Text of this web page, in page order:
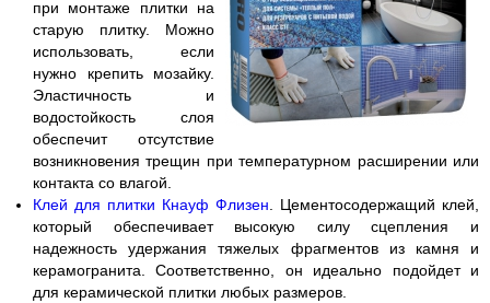
при монтаже плитки на
старую плитку. Можно
использовать, если
нужно крепить мозайку.
Эластичность и
водостойкость слоя
обеспечит отсутствие
возникновения трещин при температурном расширении или
контакта со влагой.
Клей для плитки Кнауф Флизен . Цементосодержащий клей,
который обеспечивает высокую силу сцепления и
надежность удержания тяжелых фрагментов из камня и
керамогранита. Соответственно, он идеально подойдет и
для керамической плитки любых размеров.